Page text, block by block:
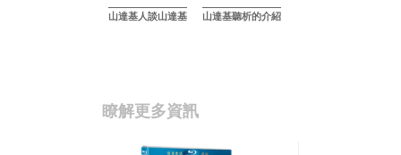
山達基人談山達基 山達基聽析的介紹
瞭解更多資訊